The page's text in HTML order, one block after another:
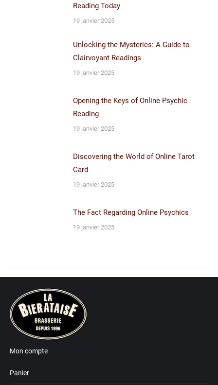
Reading Today
19 janvier 2025
Unlocking the Mysteries: A Guide to
Clairvoyant Readings
19 janvier 2025
Opening the Keys of Online Psychic
Reading
19 janvier 2025
Discovering the World of Online Tarot
Card
19 janvier 2025
The Fact Regarding Online Psychics
19 janvier 2025
Mon compte
Panier